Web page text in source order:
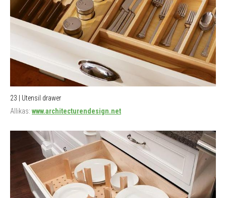
23 | Utensil drawer
Allikas: www.architecturendesign.net